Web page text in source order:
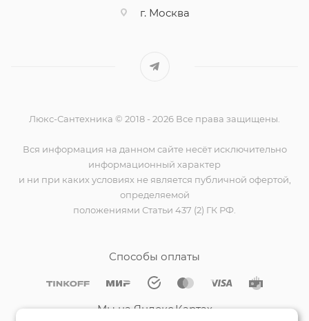
г. Москва
Люкс-Сантехника © 2018 - 2026 Все права защищены.
Вся информация на данном сайте несёт исключительно
информационный характер
и ни при каких условиях не является публичной офертой,
определяемой
положениями Статьи 437 (2) ГК РФ.
Способы оплаты
Мы на Яндекс.Картах